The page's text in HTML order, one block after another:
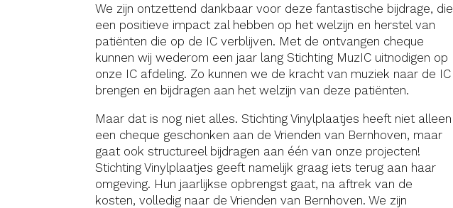
We zijn ontzettend dankbaar voor deze fantastische bijdrage, die
een positieve impact zal hebben op het welzijn en herstel van
patiënten die op de IC verblijven. Met de ontvangen cheque
kunnen wij wederom een jaar lang Stichting MuzIC uitnodigen op
onze IC afdeling. Zo kunnen we de kracht van muziek naar de IC
brengen en bijdragen aan het welzijn van deze patiënten.
Maar dat is nog niet alles. Stichting Vinylplaatjes heeft niet alleen
een cheque geschonken aan de Vrienden van Bernhoven, maar
gaat ook structureel bijdragen aan één van onze projecten!
Stichting Vinylplaatjes geeft namelijk graag iets terug aan haar
omgeving. Hun jaarlijkse opbrengst gaat, na aftrek van de
kosten, volledig naar de Vrienden van Bernhoven. We zijn